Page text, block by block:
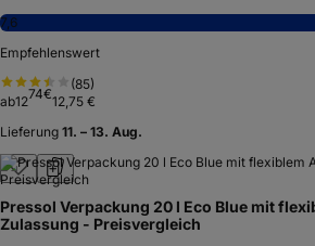
7,6
Empfehlenswert
(85)
ab1274€12,75 €
Lieferung 11. – 13. Aug.
Pressol Verpackung 20 l Eco Blue mit
Zulassung - Preisvergleich